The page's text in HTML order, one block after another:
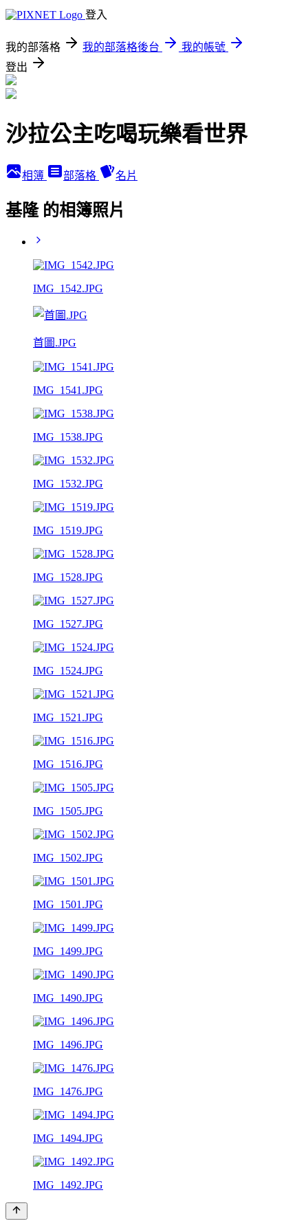
登入
我的部落格 我的部落格後台
我的帳號
登出
沙拉公主吃喝玩樂看世界
相簿 部落格 名片
基隆 的相簿照片
IMG_1542.JPG
首圖.JPG
IMG_1541.JPG
IMG_1538.JPG
IMG_1532.JPG
IMG_1519.JPG
IMG_1528.JPG
IMG_1527.JPG
IMG_1524.JPG
IMG_1521.JPG
IMG_1516.JPG
IMG_1505.JPG
IMG_1502.JPG
IMG_1501.JPG
IMG_1499.JPG
IMG_1490.JPG
IMG_1496.JPG
IMG_1476.JPG
IMG_1494.JPG
IMG_1492.JPG